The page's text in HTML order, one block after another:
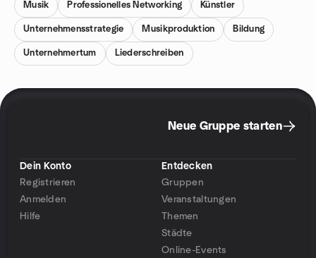
Musik Professionelles Networking Künstler
Unternehmensstrategie Musikproduktion Bildung
Unternehmertum Liederschreiben
Neue Gruppe starten
Dein Konto
Registrieren
Anmelden
Hilfe
Entdecken
Gruppen
Veranstaltungen
Themen
Städte
Online-Events